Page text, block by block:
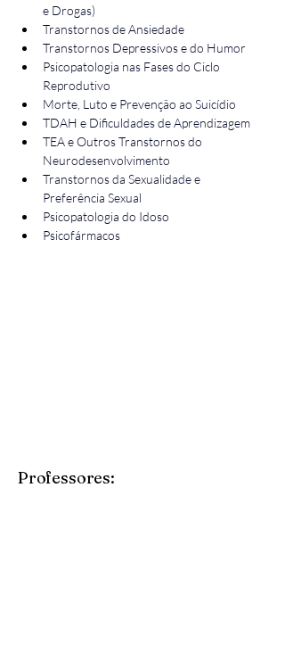
e Drogas)
Transtornos de Ansiedade
Transtornos Depressivos e do Humor
Psicopatologia nas Fases do Ciclo
Reprodutivo
Morte, Luto e Prevenção ao Suicídio
TDAH e Dificuldades de Aprendizagem
TEA e Outros Transtornos do
Neurodesenvolvimento
Transtornos da Sexualidade e
Preferência Sexual
Psicopatologia do Idoso
Psicofármacos
Professores: